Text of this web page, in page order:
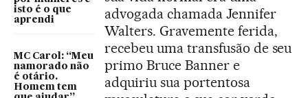
isto é o que
aprendi
MC Carol: “Meu
namorado não
é otário.
Homem tem
advogada chamada Jennifer
Walters. Gravemente ferida,
recebeu uma transfusão de seu
primo Bruce Banner e
adquiriu sua portentosa